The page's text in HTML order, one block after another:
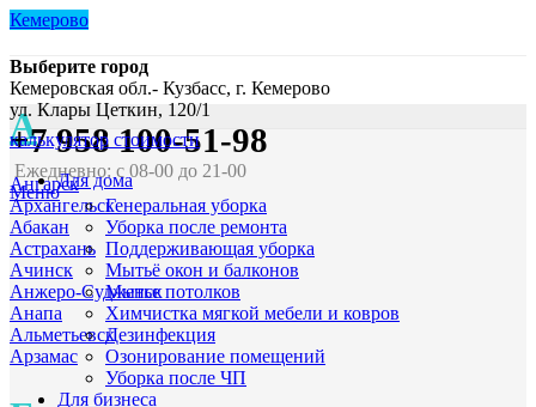
Кемерово
Выберите город
А
Ангарск
Архангельск
Абакан
Астрахань
Ачинск
Анжеро-Судженск
Анапа
Альметьевск
Арзамас
Кемеровская обл.- Кузбасс, г. Кемерово
ул. Клары Цеткин, 120/1
+7 958 100-51-98
Ежедневно: с 08-00 до 21-00
Меню
калькулятор стоимости
Для дома
Генеральная уборка
Уборка после ремонта
Поддерживающая уборка
Мытьё окон и балконов
Мытье потолков
Химчистка мягкой мебели и ковров
Дезинфекция
Озонирование помещений
Уборка после ЧП
Для бизнеса